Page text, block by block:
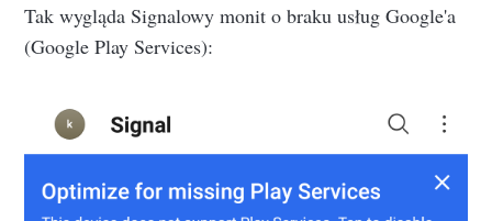
Tak wygląda Signalowy monit o braku usług Google'a
(Google Play Services):